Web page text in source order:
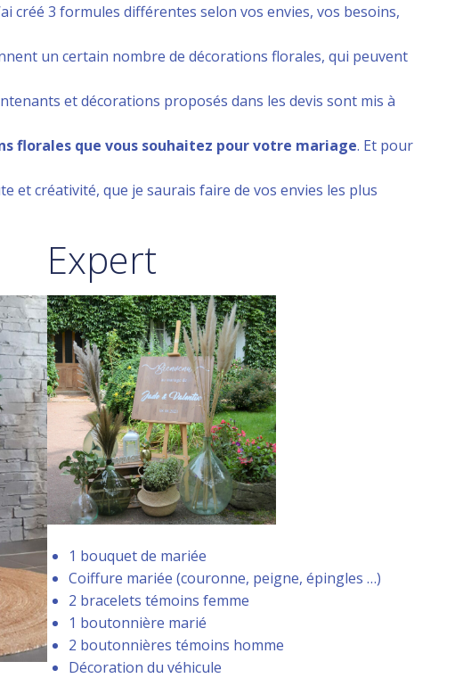
créé 3 formules différentes selon vos envies, vos besoins,
un certain nombre de décorations florales, qui peuvent
et décorations proposés dans les devis sont mis à
florales que vous souhaitez pour votre mariage. Et pour
et créativité, que je saurais faire de vos envies les plus
Expert
1 bouquet de mariée
Coiffure mariée (couronne, peigne, épingles …)
2 bracelets témoins femme
1 boutonnière marié
2 boutonnières témoins homme
Décoration du véhicule